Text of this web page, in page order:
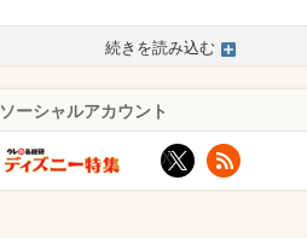
>
続きを読み込む
ソーシャルアカウント
X